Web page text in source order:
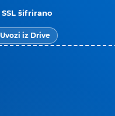
SSL šifrirano
Uvozi iz Drive